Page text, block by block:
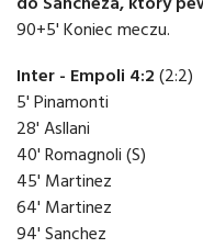
90+5' Koniec meczu.
Inter - Empoli 4:2 (2:2)
5' Pinamonti
28' Asllani
40' Romagnoli (S)
45' Martinez
64' Martinez
94' Sanchez